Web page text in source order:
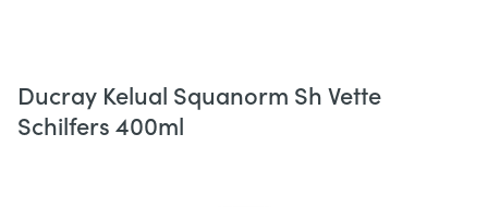
Ducray Kelual Squanorm Sh Vette
Schilfers 400ml